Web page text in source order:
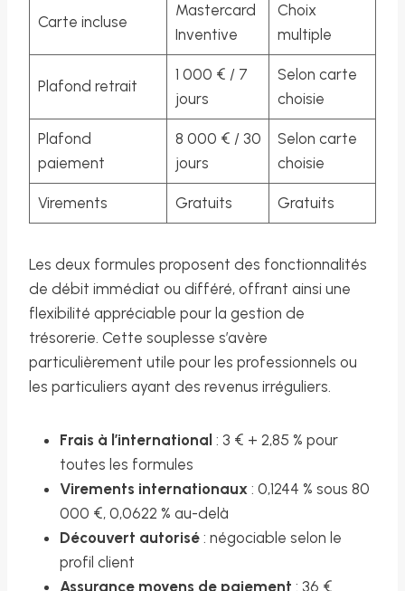
Carte incluse
Mastercard
Inventive
Choix
multiple
Plafond retrait
1 000 € / 7
jours
Selon carte
choisie
Plafond
paiement
8 000 € / 30
jours
Selon carte
choisie
Virements Gratuits Gratuits
Les deux formules proposent des fonctionnalités
de débit immédiat ou différé, offrant ainsi une
flexibilité appréciable pour la gestion de
trésorerie. Cette souplesse s’avère
particulièrement utile pour les professionnels ou
les particuliers ayant des revenus irréguliers.
Frais à l’international : 3 € + 2,85 % pour
toutes les formules
Virements internationaux : 0,1244 % sous 80
000 €, 0,0622 % au-delà
Découvert autorisé : négociable selon le
profil client
Assurance moyens de paiement : 36 €